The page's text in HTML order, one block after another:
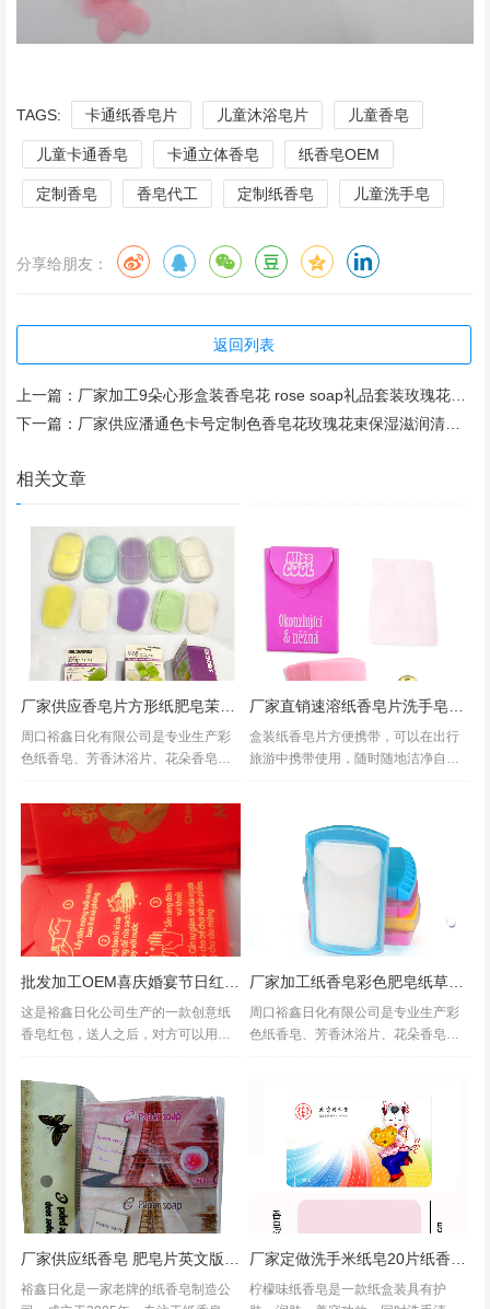
TAGS: 卡通纸香皂片 儿童沐浴皂片 儿童香皂
儿童卡通香皂 卡通立体香皂 纸香皂OEM
定制香皂 香皂代工 定制纸香皂 儿童洗手皂
分享给朋友：
返回列表
上一篇： 厂家加工9朵心形盒装香皂花 rose soap礼品套装玫瑰花泡沫细腻
下一篇： 厂家供应潘通色卡号定制色香皂花玫瑰花束保湿滋润清洁加工肥皂纸
相关文章
周口裕鑫日化有限公司是专业生产彩
色纸香皂、芳香沐浴片、花朵香皂、
的产品采用植物香料、护肤原料、表
面活性剂，中性配方，纤维，遇水完
全溶解。本公司生产的产品具有去
污、护肤之...
盒装纸香皂片方便携带，可以在出行
旅游中携带使用，随时随地洁净自己
丽的特点。...
批发加工OEM喜庆婚宴节日红包洗手纸香皂肥皂纸个性化图案定制
这是裕鑫日化公司生产的一款创意纸
香皂红包，送人之后，对方可以用它
手，个性红包深受消费者喜欢，欢迎
商超批发，企业定制。...
厂家加工纸香皂彩色肥皂纸草本香圆形方形纸皂
周口裕鑫日化有限公司是专业生产彩
色纸香皂、芳香沐浴片、花朵香皂、
面活性剂，中性配方，纤维，遇水完
全溶解，是新一代的产品。本公司生
产的产品...
裕鑫日化是一家老牌的纸香皂制造公
柠檬味纸香皂是一款纸盒装具有护